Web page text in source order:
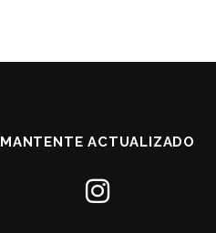
MANTENTE ACTUALIZADO